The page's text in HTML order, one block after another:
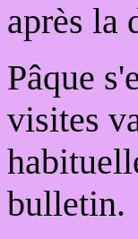
après la
Pâque
visites
bulletin.